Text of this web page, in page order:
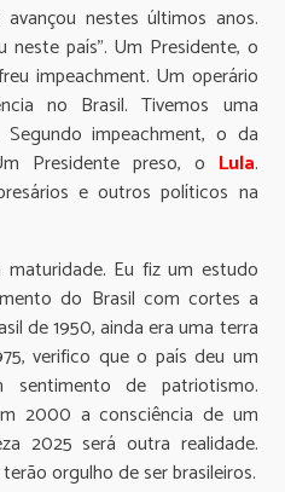
nestes últimos anos.
neste país”. Um Presidente, o
impeachment. Um operário
no Brasil. Tivemos uma
Segundo impeachment, o da
Presidente preso, o Lula.
e outros políticos na
Eu fiz um estudo
do Brasil com cortes a
de 1950, ainda era uma terra
verifico que o país deu um
de patriotismo.
2000 a consciência de um
2025 será outra realidade.
orgulho de ser brasileiros.